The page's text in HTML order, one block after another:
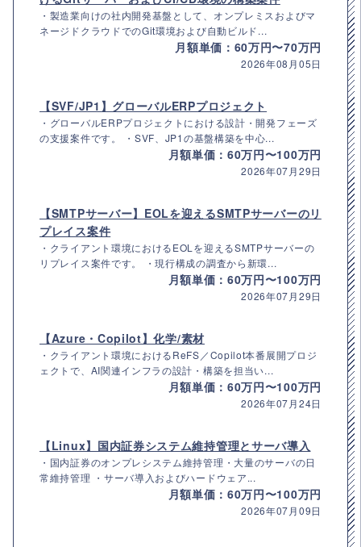
・製造業向けの社内開発基盤として、オンプレミスおよびマ
ネージドクラウドでのGit環境および自動ビルド...
月額単価：60万円〜70万円
2026年08月05日
【SVF/JP1】グローバルERPプロジェクト
・グローバルERPプロジェクトにおける設計・開発フェーズ
の支援案件です。 ・SVF、JP1の基盤構築を中心...
月額単価：60万円〜100万円
2026年07月29日
【SMTPサーバー】EOLを迎えるSMTPサーバーのリ
プレイス案件
・クライアント環境におけるEOLを迎えるSMTPサーバーの
リプレイス案件です。 ・現行構成の調査から新環...
月額単価：60万円〜100万円
2026年07月29日
【Azure・Copilot】化学/素材
・クライアント環境におけるReFS／Copilot本番展開プロジ
ェクトで、AI関連インフラの設計・構築を担当い...
月額単価：60万円〜100万円
2026年07月24日
【Linux】国内証券システム維持管理とサーバ導入
・国内証券のオンプレシステム維持管理・大量のサーバの日
常維持管理 ・サーバ導入およびハードウェア...
月額単価：60万円〜100万円
2026年07月09日